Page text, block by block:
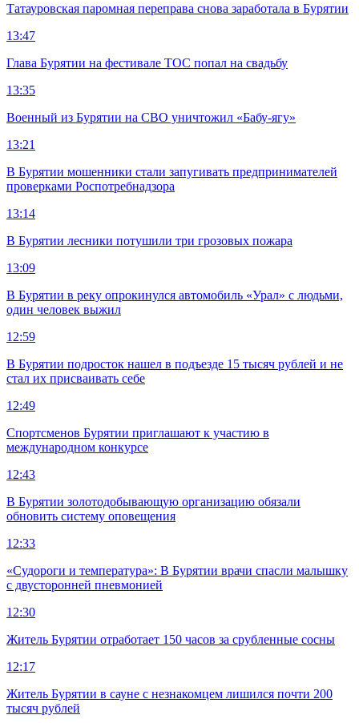
Татауровская паромная переправа снова заработала в Бурятии
13:47
Глава Бурятии на фестивале ТОС попал на свадьбу
13:35
Военный из Бурятии на СВО уничтожил «Бабу-ягу»
13:21
В Бурятии мошенники стали запугивать предпринимателей
проверками Роспотребнадзора
13:14
В Бурятии лесники потушили три грозовых пожара
13:09
В Бурятии в реку опрокинулся автомобиль «Урал» с людьми,
один человек выжил
12:59
В Бурятии подросток нашел в подъезде 15 тысяч рублей и не
стал их присваивать себе
12:49
Спортсменов Бурятии приглашают к участию в
международном конкурсе
12:43
В Бурятии золотодобывающую организацию обязали
обновить систему оповещения
12:33
«Судороги и температура»: В Бурятии врачи спасли малышку
с двусторонней пневмонией
12:30
Житель Бурятии отработает 150 часов за срубленные сосны
12:17
Житель Бурятии в сауне с незнакомцем лишился почти 200
тысяч рублей